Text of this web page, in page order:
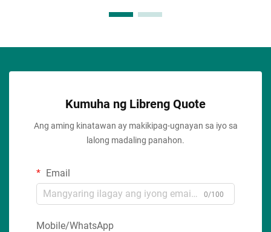
Kumuha ng Libreng Quote
Ang aming kinatawan ay makikipag-ugnayan sa iyo sa
lalong madaling panahon.
Email
0/100
Mobile/WhatsApp